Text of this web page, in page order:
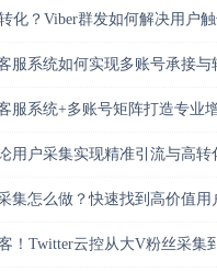
化？Viber群发如何解决用户
服系统如何实现多账号承接与
服系统+多账号矩阵打造专业
用户采集实现精准引流与高转
集怎么做？快速找到高价值用
Twitter云控从大V粉丝采集到私